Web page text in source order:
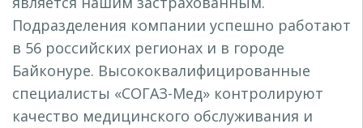
Подразделения компании успешно работают
в 56 российских регионах и в городе
Байконуре. Высококвалифицированные
специалисты «СОГАЗ-Мед» контролируют
качество медицинского обслуживания и